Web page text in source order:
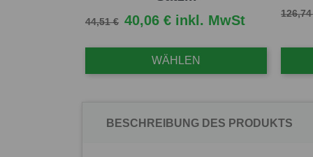
Verkaufspreis
44,51 € Preis
40,06 € inkl. MwSt
WÄHLEN
BESCHREIBUNG DES PRODUKTS